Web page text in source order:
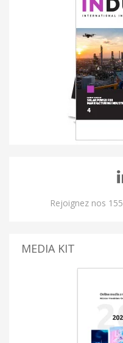
Rejoignez nos
MEDIA KIT